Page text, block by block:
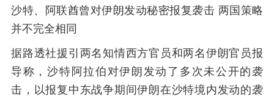
沙特、阿联酋曾对伊朗发动秘密报复袭击 两国策略
并不完全相同
据路透社援引两名知情西方官员和两名伊朗官员报
导称，沙特阿拉伯对伊朗发动了多次未公开的袭
击，以报复中东战争期间伊朗在沙特境内发动的袭